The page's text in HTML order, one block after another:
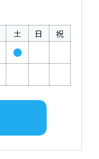
土 日 祝
●